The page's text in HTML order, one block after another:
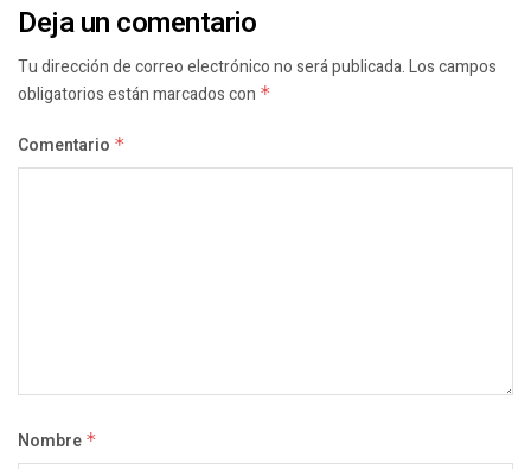
Deja un comentario
Tu dirección de correo electrónico no será publicada.Los campos
obligatorios están marcados con *
Comentario *
Nombre *